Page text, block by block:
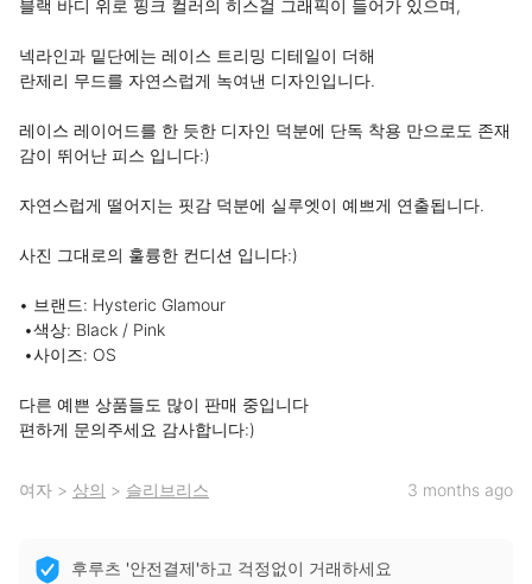
블랙 바디 위로 핑크 컬러의 히스걸 그래픽이 들어가 있으며,
넥라인과 밑단에는 레이스 트리밍 디테일이 더해
란제리 무드를 자연스럽게 녹여낸 디자인입니다.
레이스 레이어드를 한 듯한 디자인 덕분에 단독 착용 만으로도 존재
감이 뛰어난 피스 입니다:)
자연스럽게 떨어지는 핏감 덕분에 실루엣이 예쁘게 연출됩니다.
사진 그대로의 훌륭한 컨디션 입니다:)
• 브랜드: Hysteric Glamour
다른 예쁜 상품들도 많이 판매 중입니다
편하게 문의주세요 감사합니다:)
여자 > 상의 > 슬리브리스 3 months ago
후루츠 '안전결제'하고 걱정없이 거래하세요